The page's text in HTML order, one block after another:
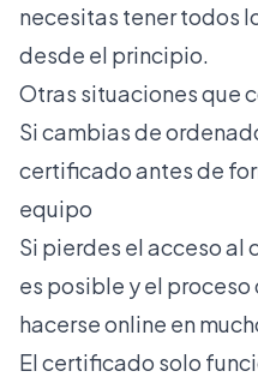
necesitas tener todos
desde el principio.
Otras situaciones que
Si cambias de
certificado antes de
equipo
Si pierdes el acceso
es posible y el
hacerse online en
El certificado solo